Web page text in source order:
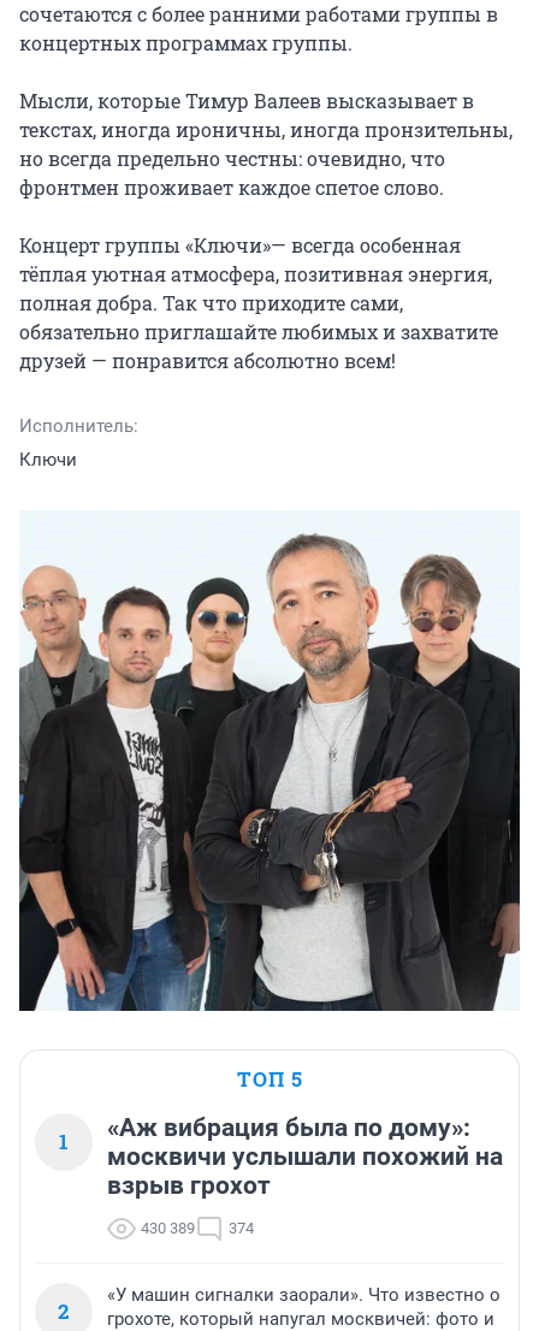
сочетаются с более ранними работами группы в
концертных программах группы.
Мысли, которые Тимур Валеев высказывает в
текстах, иногда ироничны, иногда пронзительны,
но всегда предельно честны: очевидно, что
фронтмен проживает каждое спетое слово.
Концерт группы «Ключи»— всегда особенная
тёплая уютная атмосфера, позитивная энергия,
полная добра. Так что приходите сами,
обязательно приглашайте любимых и захватите
друзей — понравится абсолютно всем!
Исполнитель:
Ключи
ТОП 5
1
«Аж вибрация была по дому»:
москвичи услышали похожий на
взрыв грохот
430 389 374
2
«У машин сигналки заорали». Что известно о
грохоте, который напугал москвичей: фото и